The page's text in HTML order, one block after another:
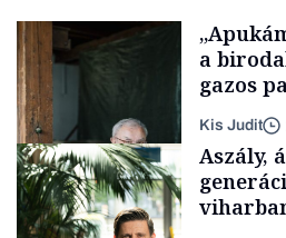
a
gazos
lett az
Kis Judit
Aszály,